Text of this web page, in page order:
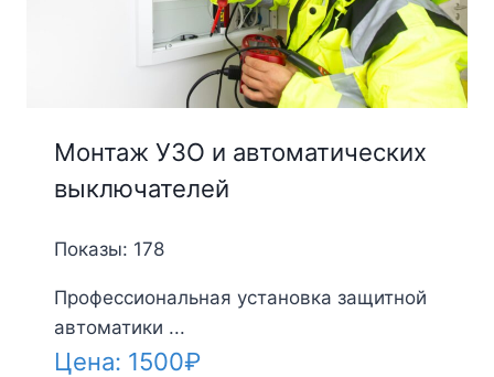
Монтаж УЗО и автоматических
выключателей
Показы: 178
Профессиональная установка защитной
автоматики ...
Цена: 1500₽